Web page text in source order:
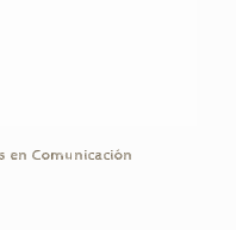
en Comunicación